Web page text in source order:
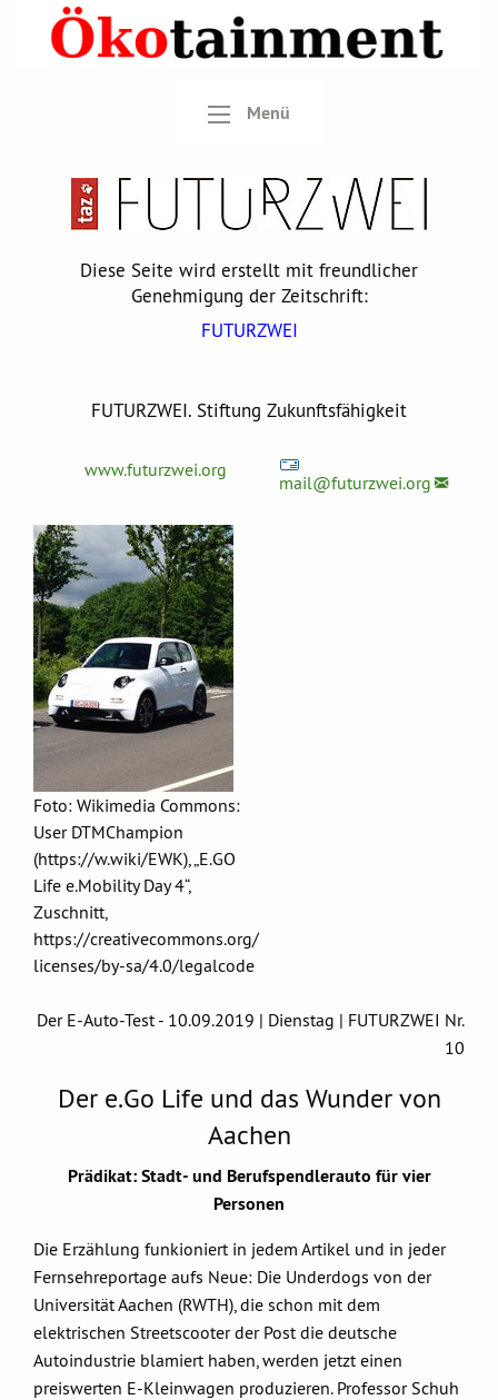
Menü
Diese Seite wird erstellt mit freundlicher
Genehmigung der Zeitschrift:
FUTURZWEI
FUTURZWEI. Stiftung Zukunftsfähigkeit
www.futurzwei.org
mail@futurzwei.org
Foto: Wikimedia Commons:
User DTMChampion
(https://w.wiki/EWK), „E.GO
Life e.Mobility Day 4“,
Zuschnitt,
https://creativecommons.org/
licenses/by-sa/4.0/legalcode
Der E-Auto-Test - 10.09.2019 | Dienstag | FUTURZWEI Nr.
10
Der e.Go Life und das Wunder von
Aachen
Prädikat: Stadt- und Berufspendlerauto für vier
Personen
Die Erzählung funkioniert in jedem Artikel und in jeder
Fernsehreportage aufs Neue: Die Underdogs von der
Universität Aachen (RWTH), die schon mit dem
elektrischen Streetscooter der Post die deutsche
Autoindustrie blamiert haben, werden jetzt einen
preiswerten E-Kleinwagen produzieren. Professor Schuh